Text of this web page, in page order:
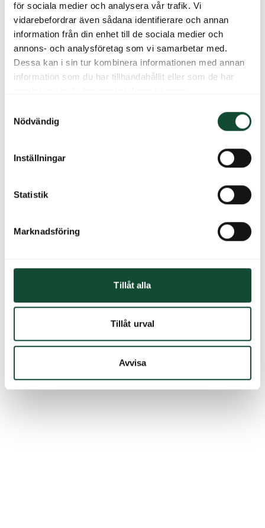
för sociala medier och analysera vår trafik. Vi
vidarebefordrar även sådana identifierare och annan
information från din enhet till de sociala medier och
annons- och analysföretag som vi samarbetar med.
Dessa kan i sin tur kombinera informationen med annan
information som du har tillhandahållit eller som de har
Nödvändig
Inställningar
Statistik
Marknadsföring
Tillåt alla
Tillåt urval
Avvisa